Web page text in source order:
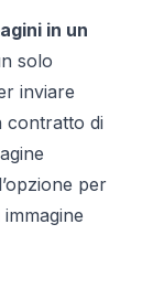
in un
solo
inviare
contratto di
per